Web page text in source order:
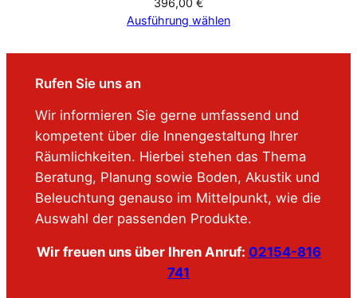
396,00 €
Ausführung wählen
Rufen Sie uns an
Wir informieren Sie gerne umfassend und
kompetent über die Innengestaltung Ihrer
Räumlichkeiten. Hierbei stehen das Thema
Beratung, Planung sowie Boden, Akustik und
Beleuchtung genauso im Mittelpunkt, wie die
Auswahl der passenden Produkte.
Wir freuen uns über Ihren Anruf: 02154-816
741